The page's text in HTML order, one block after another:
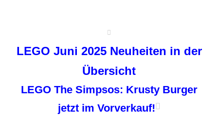
LEGO Juni 2025 Neuheiten in der
Übersicht
LEGO The Simpsos: Krusty Burger
jetzt im Vorverkauf!